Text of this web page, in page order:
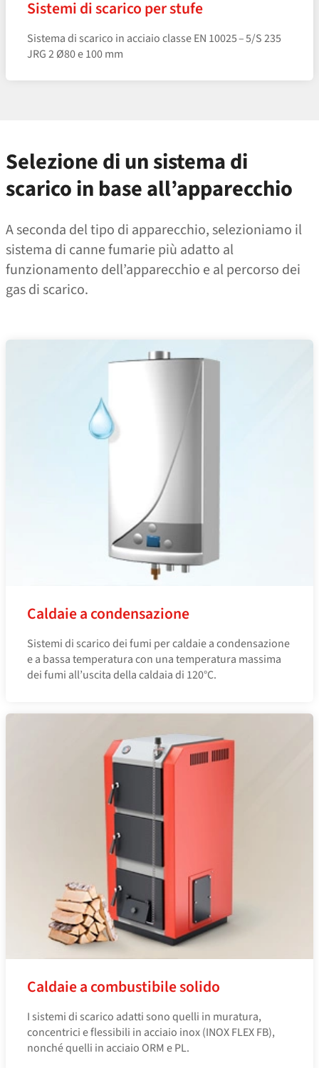
Sistemi di scarico per stufe
Sistema di scarico in acciaio classe EN 10025 – 5/S 235
JRG 2 Ø80 e 100 mm
Selezione di un sistema di
scarico in base all’apparecchio
A seconda del tipo di apparecchio, selezioniamo il
sistema di canne fumarie più adatto al
funzionamento dell’apparecchio e al percorso dei
gas di scarico.
Caldaie a condensazione
Sistemi di scarico dei fumi per caldaie a condensazione
e a bassa temperatura con una temperatura massima
dei fumi all’uscita della caldaia di 120°C.
Caldaie a combustibile solido
I sistemi di scarico adatti sono quelli in muratura,
concentrici e flessibili in acciaio inox (INOX FLEX FB),
nonché quelli in acciaio ORM e PL.